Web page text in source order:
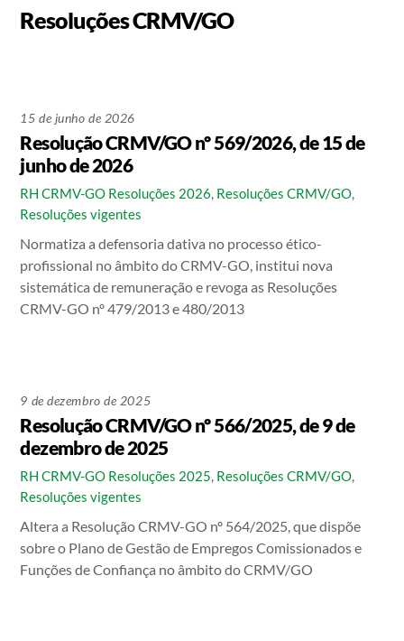
Resoluções CRMV/GO
15 de junho de 2026
Resolução CRMV/GO nº 569/2026, de 15 de
junho de 2026
RH CRMV-GO Resoluções 2026, Resoluções CRMV/GO,
Resoluções vigentes
Normatiza a defensoria dativa no processo ético-
profissional no âmbito do CRMV-GO, institui nova
sistemática de remuneração e revoga as Resoluções
CRMV-GO nº 479/2013 e 480/2013
9 de dezembro de 2025
Resolução CRMV/GO nº 566/2025, de 9 de
dezembro de 2025
RH CRMV-GO Resoluções 2025, Resoluções CRMV/GO,
Resoluções vigentes
Altera a Resolução CRMV-GO nº 564/2025, que dispõe
sobre o Plano de Gestão de Empregos Comissionados e
Funções de Confiança no âmbito do CRMV/GO